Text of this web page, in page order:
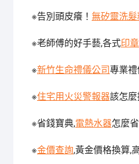
※告別頭皮癢！ 無矽靈洗
※老師傅的好手藝,各式印章
※新竹生命禮儀公司專業
※住宅用火災警報器該怎麼
※省錢寶典,電熱水器怎麼
※金價查詢,黃金價格換算,